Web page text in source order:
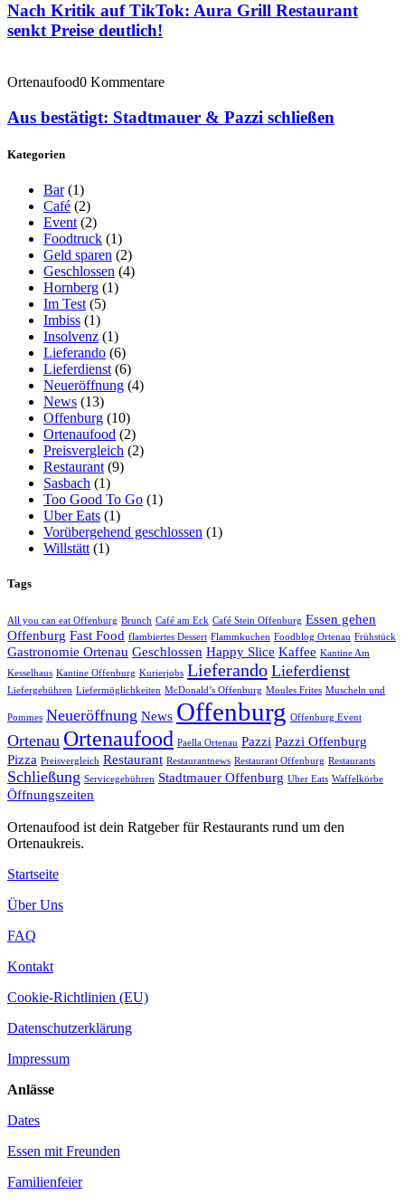
Nach Kritik auf TikTok: Aura Grill Restaurant
senkt Preise deutlich!
Ortenaufood0 Kommentare
Aus bestätigt: Stadtmauer & Pazzi schließen
Kategorien
Bar (1)
Café (2)
Event (2)
Foodtruck (1)
Geld sparen (2)
Geschlossen (4)
Hornberg (1)
Im Test (5)
Imbiss (1)
Insolvenz (1)
Lieferando (6)
Lieferdienst (6)
Neueröffnung (4)
News (13)
Offenburg (10)
Ortenaufood (2)
Preisvergleich (2)
Restaurant (9)
Sasbach (1)
Too Good To Go (1)
Uber Eats (1)
Vorübergehend geschlossen (1)
Willstätt (1)
Tags
All you can eat Offenburg Brunch Café am Eck Café Stein Offenburg Essen gehen
Offenburg Fast Food flambiertes Dessert Flammkuchen Foodblog Ortenau Frühstück
Gastronomie Ortenau Geschlossen Happy Slice Kaffee Kantine Am
Kesselhaus Kantine Offenburg Kurierjobs Lieferando Lieferdienst
Liefergebühren Liefermöglichkeiten McDonald’s Offenburg Moules Frites Muscheln und
Pommes Neueröffnung News Offenburg Offenburg Event
Ortenau Ortenaufood Paella Ortenau Pazzi Pazzi Offenburg
Pizza Preisvergleich Restaurant Restaurantnews Restaurant Offenburg Restaurants
Schließung Servicegebühren Stadtmauer Offenburg Uber Eats Waffelkörbe
Öffnungszeiten
Ortenaufood ist dein Ratgeber für Restaurants rund um den
Ortenaukreis.
Startseite
Über Uns
FAQ
Kontakt
Cookie-Richtlinien (EU)
Datenschutzerklärung
Impressum
Anlässe
Dates
Essen mit Freunden
Familienfeier